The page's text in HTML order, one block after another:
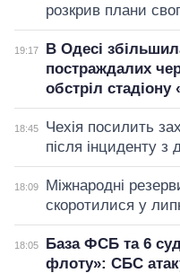
розкрив плани
19:17
В Одесі
постраждалих
обстріл
18:45
Чехія посилить
після інциденту
18:09
Міжнародні
скоротилися у
18:05
База ФСБ та 6
флоту»: СБС